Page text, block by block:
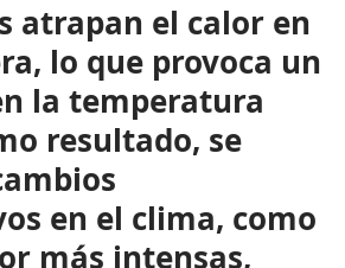
atrapan el calor en
lo que provoca un
la temperatura
resultado, se
en el clima, como
más intensas,